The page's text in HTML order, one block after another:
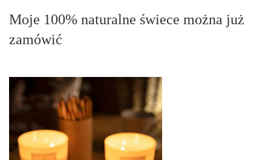
Moje 100% naturalne świece można już
zamówić